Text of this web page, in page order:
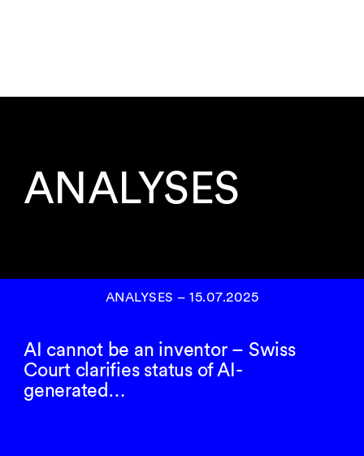
ANALYSES
ANALYSES – 15.07.2025
AI cannot be an inventor – Swiss
Court clarifies status of AI-
generated…